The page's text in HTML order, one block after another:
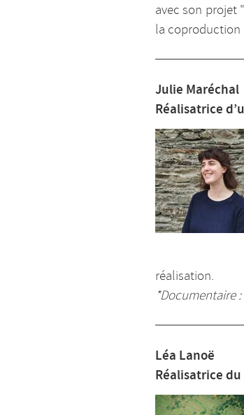
avec son projet
la
Julie Maréchal
Réalisatrice
réalisation.
*Documentaire
Léa Lanoë
Réalisatrice